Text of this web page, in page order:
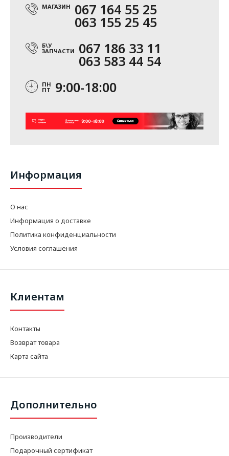
МАГАЗИН 067 164 55 25
063 155 25 45
Б\У
ЗАПЧАСТИ 067 186 33 11
063 583 44 54
ПН
ПТ 9:00-18:00
Информация
О нас
Информация о доставке
Политика конфиденциальности
Условия соглашения
Клиентам
Контакты
Возврат товара
Карта сайта
Дополнительно
Производители
Подарочный сертификат